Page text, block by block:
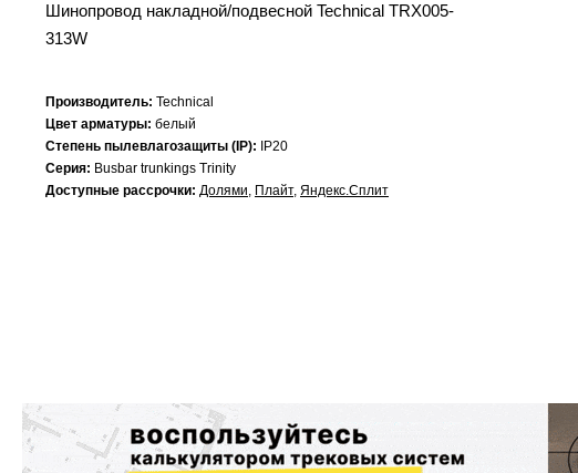
Шинопровод накладной/подвесной Technical TRX005-
313W
Производитель: Technical
Цвет арматуры: белый
Степень пылевлагозащиты (IP):
IP20
Серия: Busbar trunkings Trinity
Доступные рассрочки: Долями, Плайт, Яндекс.Сплит